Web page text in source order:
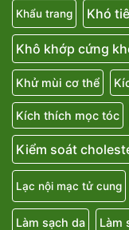
Khẩu trang Khó
Khô khớp cứng
Khử mùi cơ thể
Kích thích mọc tóc
Kiểm soát
Lạc nội mạc tử cung